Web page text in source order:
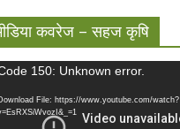
कवरेज – सहज कृषि
150: Unknown error.
File: https://www.youtube.com/watch?